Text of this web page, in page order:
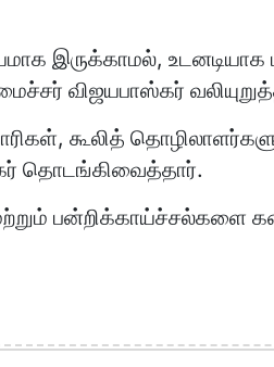
இருக்காமல், உடனடியாக
விஜயபாஸ்கர்
கூலித்
தொடங்கிவைத்தார்.
பன்றிக்காய்ச்சல்களை